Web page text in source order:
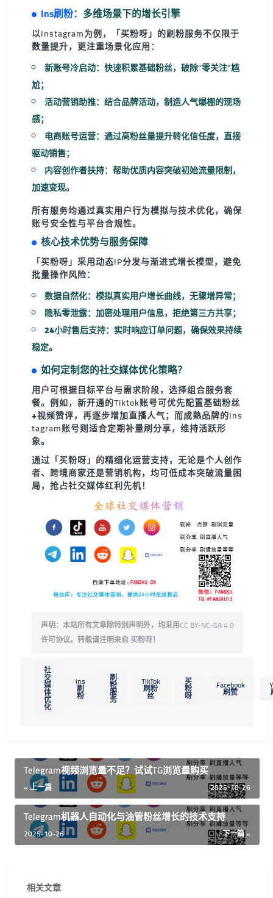
Ins刷粉：多维场景下的增长引擎
以Instagram为例， 「买粉呀」 的刷粉服务不仅限于
数量提升，更注重场景化应用：
新账号冷启动：快速积累基础粉丝，破除“零关注”尴
尬；
活动营销助推：结合品牌活动，制造人气爆棚的现场
感；
电商账号运营：通过高粉丝量提升转化信任度，直接
驱动销售；
内容创作者扶持：帮助优质内容突破初始流量限制，
加速变现。
所有服务均通过真实用户行为模拟与技术优化，确保
账号安全性与平台合规性。
核心技术优势与服务保障
「买粉呀」 采用动态IP分发与渐进式增长模型，避免
批量操作风险：
数据自然化：模拟真实用户增长曲线，无骤增异常；
隐私零泄露：加密处理用户信息，拒绝第三方共享；
24小时售后支持：实时响应订单问题，确保效果持续
稳定。
如何定制您的社交媒体优化策略？
用户可根据目标平台与需求阶段，选择组合服务套
餐。例如，新开通的Tiktok账号可优先配置基础粉丝
+视频赞评，再逐步增加直播人气；而成熟品牌的Ins
tagram账号则适合定期补量刷分享，维持活跃形
象。
通过 「买粉呀」 的精细化运营支持，无论是个人创作
者、跨境商家还是营销机构，均可低成本突破流量困
局，抢占社交媒体红利先机！
声明：本站所有文章除特别声明外，均采用CC BY-NC-SA 4.0
许可协议。转载请注明来自 买粉呀！
社
交
媒
体
优
化
ins
刷
粉
刷
粉
服
务
TikTok
刷粉
丝
买
粉
呀
Facebook
刷赞
Telegram视频浏览量不足？试试TG浏览量购买
« 上一篇 2025-10-26
Telegram机器人自动化与油管粉丝增长的技术支持
下一篇 »
2025-10-26
相关文章